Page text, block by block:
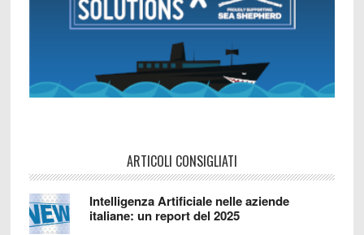
ARTICOLI CONSIGLIATI
Intelligenza Artificiale nelle aziende
italiane: un report del 2025